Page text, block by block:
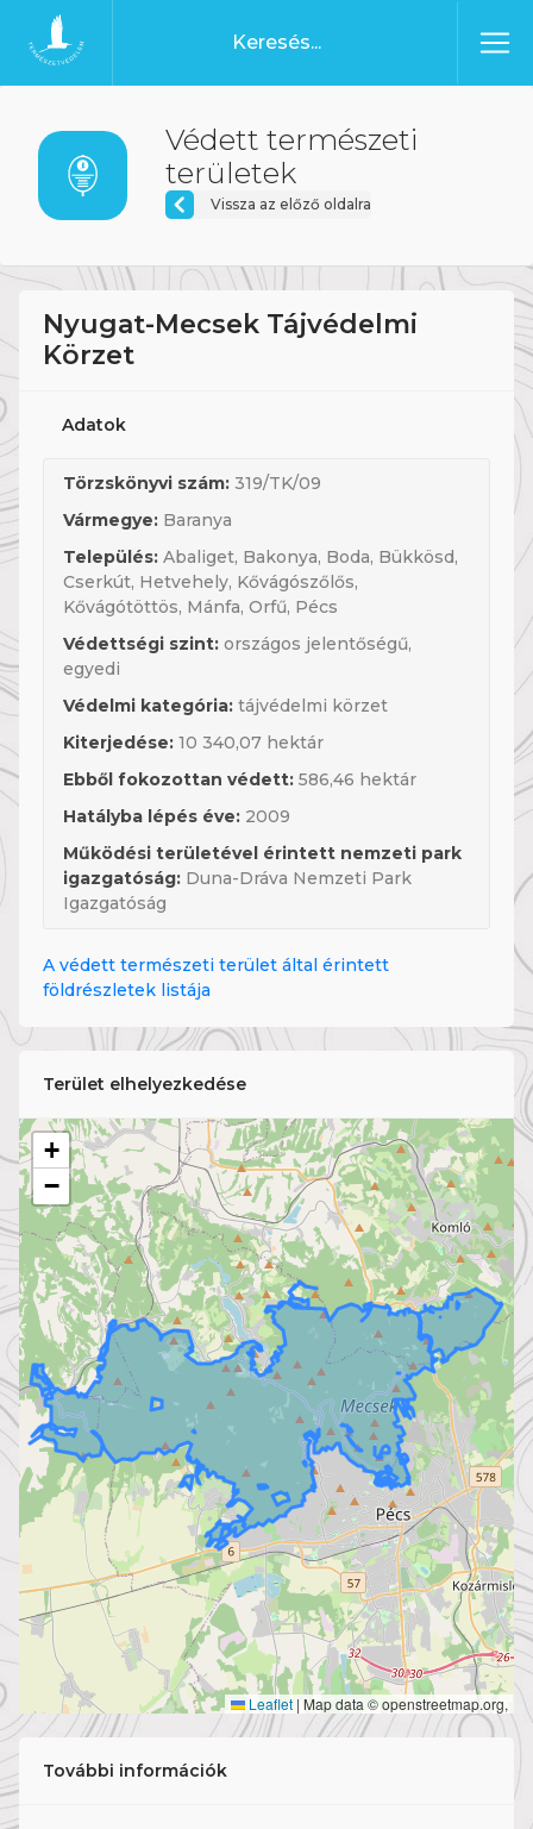
Ugrás a tartalomhoz
Főoldal
Védett természeti
területek
Vissza az előző oldalra
Nyugat-Mecsek Tájvédelmi
Körzet
Adatok
Törzskönyvi szám: 319/TK/09
Vármegye: Baranya
Település: Abaliget, Bakonya, Boda, Bükkösd,
Cserkút, Hetvehely, Kővágószőlős,
Kővágótöttös, Mánfa, Orfű, Pécs
Védettségi szint: országos jelentőségű,
egyedi
Védelmi kategória: tájvédelmi körzet
Kiterjedése: 10 340,07 hektár
Ebből fokozottan védett: 586,46 hektár
Hatályba lépés éve: 2009
Működési területével érintett nemzeti park
igazgatóság: Duna-Dráva Nemzeti Park
Igazgatóság
A védett természeti terület által érintett
földrészletek listája
Terület elhelyezkedése
+
−
Leaflet | Map data © openstreetmap.org,
További információk